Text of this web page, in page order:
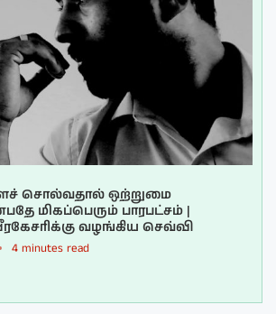
சொல்வதால் ஒற்றுமை
மிகப்பெரும் பாரபட்சம் |
வழங்கிய செவ்வி
4 minutes read